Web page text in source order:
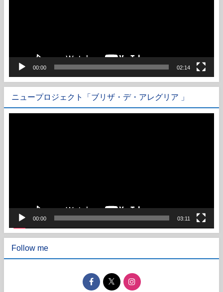
00:00 02:14
ニュープロジェクト「ブリザ・デ・アレグリア 」
00:00 03:11
Follow me